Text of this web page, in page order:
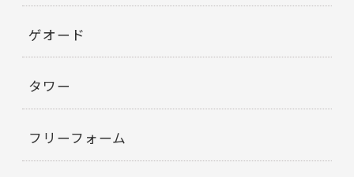
ゲオード
タワー
フリーフォーム